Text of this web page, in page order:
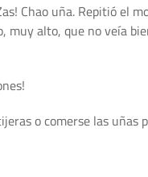
Chao uña. Repitió el
muy alto, que no veía
o comerse las